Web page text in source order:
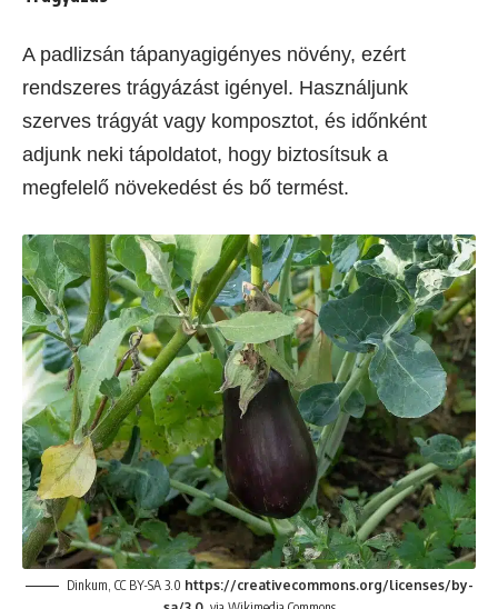
A padlizsán tápanyagigényes növény, ezért
rendszeres trágyázást igényel. Használjunk
szerves trágyát vagy komposztot, és időnként
adjunk neki tápoldatot, hogy biztosítsuk a
megfelelő növekedést és bő termést.
Dinkum, CC BY-SA 3.0 https://creativecommons.org/licenses/by-